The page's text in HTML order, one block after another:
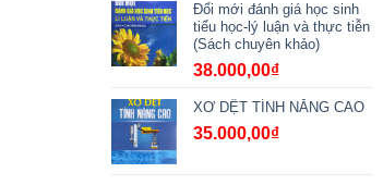
Đổi mới đánh giá học sinh
tiểu học-lý luận và thực tiễn
(Sách chuyên khảo)
38.000,00₫
XƠ DỆT TÍNH NĂNG CAO
35.000,00₫